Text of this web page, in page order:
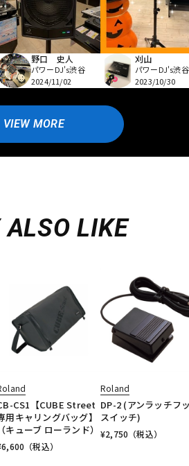
野口 史人
パワーDJ's渋谷
2024/11/02
刈山
パワーDJ's渋谷
2023/10/30
VIEW MORE
ALSO LIKE
CS1【CUBE Street
用キャリングバッグ】
（キューブ ローランド）
6,600 （税込）
Roland
DP-2 (アンラッチフ
スイッチ)
¥2,750 （税込）